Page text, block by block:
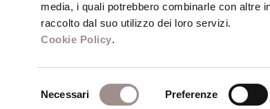
media, i quali potrebbero combinarle con altre
raccolto dal suo utilizzo dei loro servizi.
Cookie Policy.
del
Necessari Preferenze